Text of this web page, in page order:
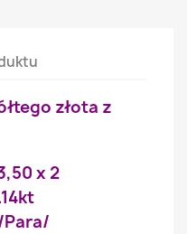
złota z
x 2